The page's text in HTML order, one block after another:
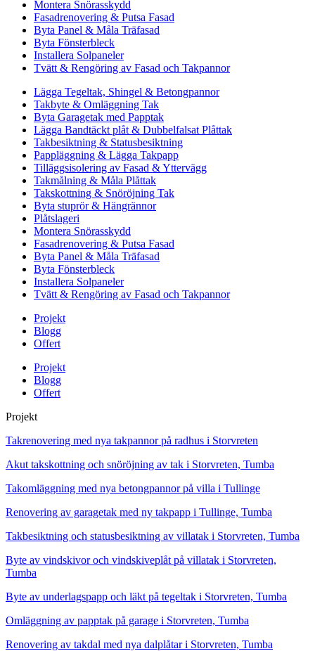
Montera Snörasskydd
Fasadrenovering & Putsa Fasad
Byta Panel & Måla Träfasad
Byta Fönsterbleck
Installera Solpaneler
Tvätt & Rengöring av Fasad och Takpannor
Lägga Tegeltak, Shingel & Betongpannor
Takbyte & Omläggning Tak
Byta Garagetak med Papptak
Lägga Bandtäckt plåt & Dubbelfalsat Plåttak
Takbesiktning & Statusbesiktning
Pappläggning & Lägga Takpapp
Tilläggsisolering av Fasad & Yttervägg
Takmålning & Måla Plåttak
Takskottning & Snöröjning Tak
Byta stuprör & Hängrännor
Plåtslageri
Montera Snörasskydd
Fasadrenovering & Putsa Fasad
Byta Panel & Måla Träfasad
Byta Fönsterbleck
Installera Solpaneler
Tvätt & Rengöring av Fasad och Takpannor
Projekt
Blogg
Offert
Projekt
Blogg
Offert
Projekt
Takrenovering med nya takpannor på radhus i Storvreten
Akut takskottning och snöröjning av tak i Storvreten, Tumba
Takomläggning med nya betongpannor på villa i Tullinge
Renovering av garagetak med ny takpapp i Tullinge, Tumba
Takbesiktning och statusbesiktning av villatak i Storvreten, Tumba
Byte av vindskivor och vindskiveplåt på villatak i Storvreten,
Tumba
Byte av underlagspapp och läkt på tegeltak i Storvreten, Tumba
Omläggning av papptak på garage i Storvreten, Tumba
Renovering av takdal med nya dalplåtar i Storvreten, Tumba